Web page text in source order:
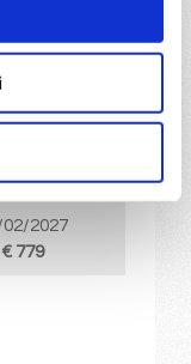
€ 779
02/2027
€ 779